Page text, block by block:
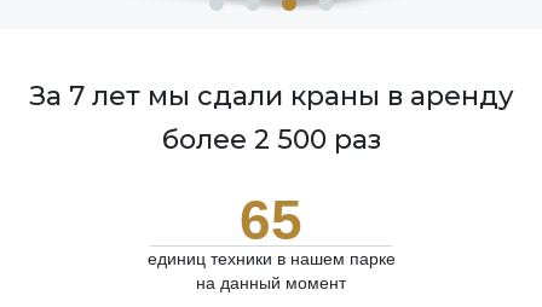
За 7 лет мы сдали краны в аренду
более 2 500 раз
65
единиц техники в нашем парке
на данный момент